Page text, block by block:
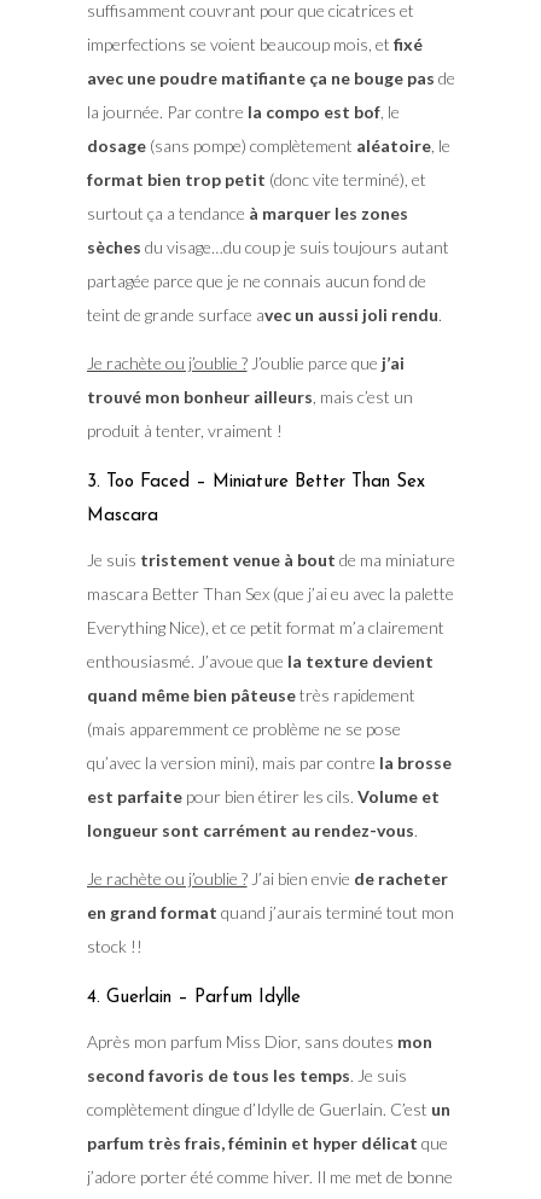
suffisamment couvrant pour que cicatrices et
imperfections se voient beaucoup mois, et fixé
avec une poudre matifiante ça ne bouge pas de
la journée. Par contre la compo est bof, le
dosage(sans pompe) complètement aléatoire, le
format bien trop petit (donc vite terminé), et
surtout ça a tendance à marquer les zones
sèches du visage…du coup je suis toujours autant
partagée parce que je ne connais aucun fond de
teint de grande surface avec un aussi joli rendu.
Je rachète ou j’oublie ?J’oublie parce que j’ai
trouvé mon bonheur ailleurs, mais c’est un
produit à tenter, vraiment !
3. Too Faced – Miniature Better Than Sex
Mascara
Je suis tristement venue à bout de ma miniature
mascara Better Than Sex (que j’ai eu avec la palette
Everything Nice), et ce petit format m’a clairement
enthousiasmé. J’avoue que la texture devient
quand même bien pâteusetrès rapidement
(mais apparemment ce problème ne se pose
qu’avec la version mini), mais par contre la brosse
est parfaitepour bien étirer les cils. Volume et
longueur sont carrément au rendez-vous.
Je rachète ou j’oublie ?J’ai bien envie de racheter
en grand format quand j’aurais terminé tout mon
stock !!
4. Guerlain – Parfum Idylle
Après mon parfum Miss Dior, sans doutes mon
second favoris de tous les temps. Je suis
complètement dingue d’Idylle de Guerlain. C’est un
parfum très frais, féminin et hyper délicat que
j’adore porter été comme hiver. Il me met de bonne